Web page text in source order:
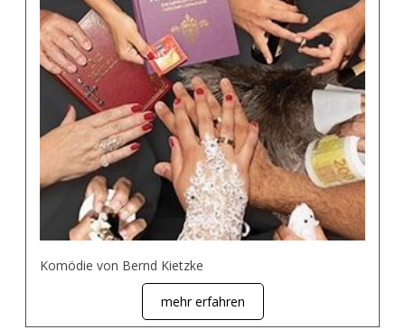
Komödie von Bernd Kietzke
mehr erfahren